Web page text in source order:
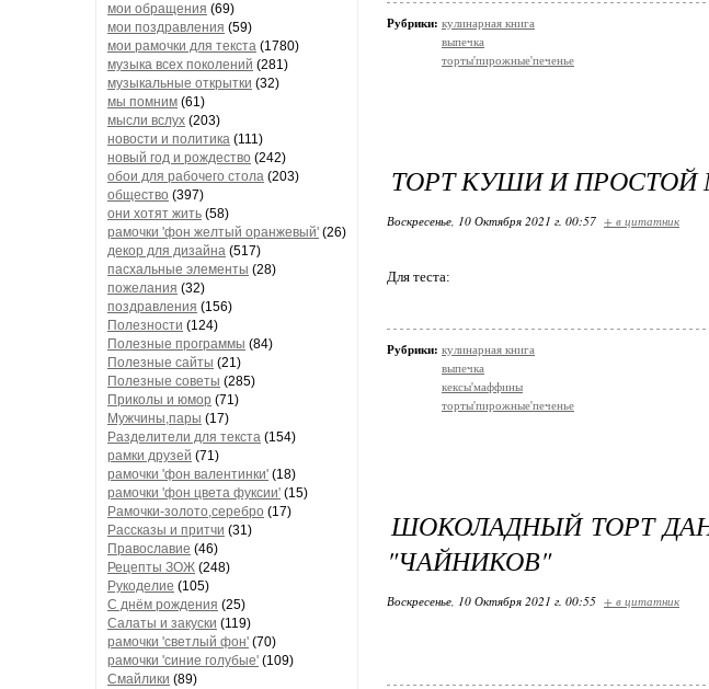
мои обращения (69)
мои поздравления (59)
мои рамочки для текста (1780)
музыка всех поколений (281)
музыкальные открытки (32)
мы помним (61)
мысли вслух (203)
новости и политика (111)
новый год и рождество (242)
обои для рабочего стола (203)
общество (397)
они хотят жить (58)
рамочки 'фон желтый оранжевый' (26)
декор для дизайна (517)
пасхальные элементы (28)
пожелания (32)
поздравления (156)
Полезности (124)
Полезные программы (84)
Полезные сайты (21)
Полезные советы (285)
Приколы и юмор (71)
Мужчины,пары (17)
Разделители для текста (154)
рамки друзей (71)
рамочки 'фон валентинки' (18)
рамочки 'фон цвета фуксии' (15)
Рамочки-золото,серебро (17)
Рассказы и притчи (31)
Православие (46)
Рецепты ЗОЖ (248)
Рукоделие (105)
С днём рождения (25)
Салаты и закуски (119)
рамочки 'светлый фон' (70)
рамочки 'синие голубые' (109)
Смайлики (89)
Рубрики: кулинарная книга
выпечка
торты'пирожные'печенье
ТОРТ КУШИ И ПРОСТОЙ
Воскресенье, 10 Октября 2021 г. 00:57 + в цитатник
Для теста:
Рубрики: кулинарная книга
выпечка
кексы'маффины
торты'пирожные'печенье
ШОКОЛАДНЫЙ ТОРТ
"ЧАЙНИКОВ"
Воскресенье, 10 Октября 2021 г. 00:55 + в цитатник